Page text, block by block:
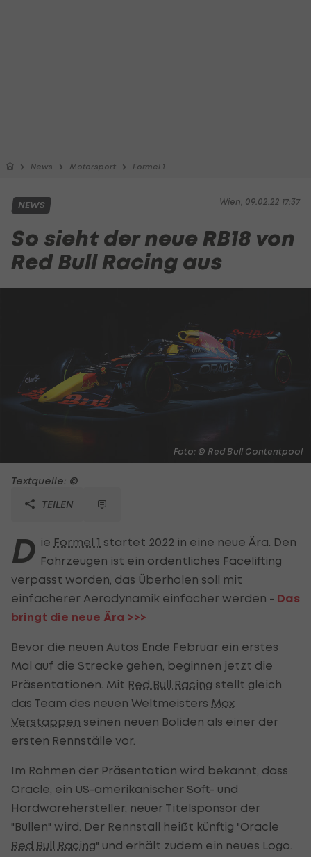
News Motorsport Formel 1
Wien, 09.02.22 17:37
NEWS
So sieht der neue RB18 von
Red Bull Racing aus
Foto: © Red Bull Contentpool
Textquelle: ©
TEILEN
D ie Formel 1 startet 2022 in eine neue Ära. Den
Fahrzeugen ist ein ordentliches Facelifting
verpasst worden, das Überholen soll mit
einfacherer Aerodynamik einfacher werden - Das
bringt die neue Ära >>>
Bevor die neuen Autos Ende Februar ein erstes
Mal auf die Strecke gehen, beginnen jetzt die
Präsentationen. Mit Red Bull Racing stellt gleich
das Team des neuen Weltmeisters Max
Verstappen seinen neuen Boliden als einer der
ersten Rennställe vor.
Im Rahmen der Präsentation wird bekannt, dass
Oracle, ein US-amerikanischer Soft- und
Hardwarehersteller, neuer Titelsponsor der
"Bullen" wird. Der Rennstall heißt künftig "Oracle
Red Bull Racing" und erhält zudem ein neues Logo.